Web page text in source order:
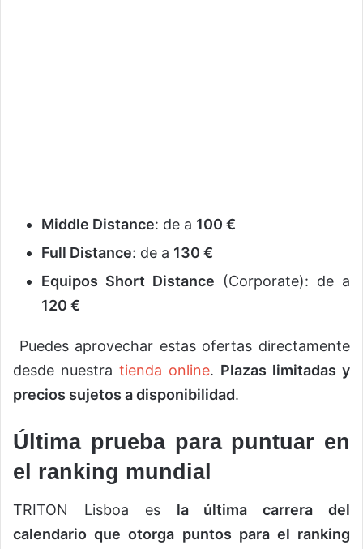
Middle Distance: de a 100 €
Full Distance: de a 130 €
Equipos Short Distance (Corporate): de a
120 €
Puedes aprovechar estas ofertas directamente
desde nuestra tienda online. Plazas limitadas y
precios sujetos a disponibilidad.
Última prueba para puntuar en
el ranking mundial
TRITON Lisboa es la última carrera del
calendario que otorga puntos para el ranking